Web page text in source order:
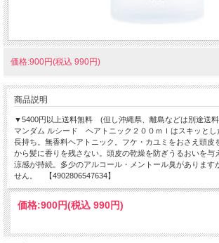
価格:900円(税込 990円)
商品説明
▼5400円以上送料無料 (但し沖縄県、離島などは別途
マンダム ルシード ヘアトニック２００ｍｌはスキッとし
長持ち。無香料ヘアトニック。フケ・カユミをおさえ頭皮
から髪に香りを残さない。頭皮の乾燥を防ぎうるおいを与
涼感が持続。多少のアルコール・メントール臭があります
せん。 【4902806547634】
価格:900円(税込 990円)